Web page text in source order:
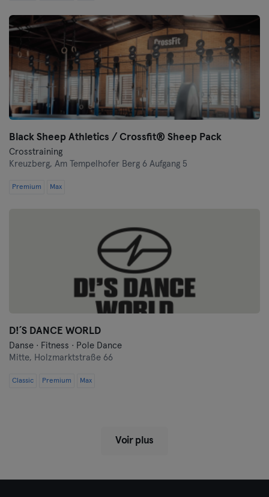
Black Sheep Athletics / Crossfit® Sheep Pack
Crosstraining
Kreuzberg, Am Tempelhofer Berg 6 Aufgang 5
Premium Max
D!´S DANCE WORLD
Danse · Fitness · Pole Dance
Mitte, Holzmarktstraße 66
Classic Premium Max
Voir plus